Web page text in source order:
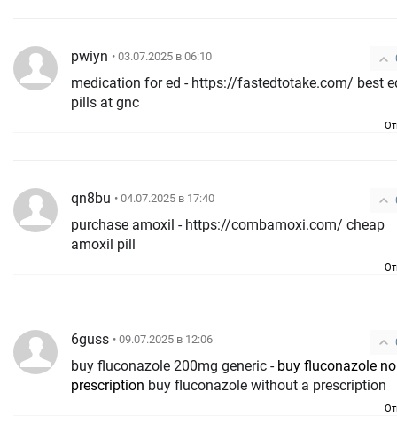
pwiyn • 03.07.2025 в 06:10
medication for ed - https://fastedtotake.com/ best ed
pills at gnc
qn8bu • 04.07.2025 в 17:40
purchase amoxil - https://combamoxi.com/ cheap
amoxil pill
6guss • 09.07.2025 в 12:06
buy fluconazole 200mg generic - buy fluconazole no
prescription buy fluconazole without a prescription